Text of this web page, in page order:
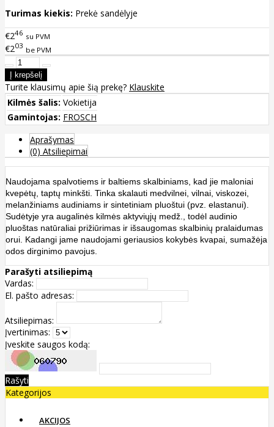
Turimas kiekis: Prekė sandėlyje
€246 su PVM
€203 be PVM
Turite klausimų apie šią prekę? Klauskite
Kilmės šalis: Vokietija
Gamintojas: FROSCH
Aprašymas
(0) Atsiliepimai
Naudojama spalvotiems ir baltiems skalbiniams, kad jie maloniai
kvepėtų, taptų minkšti. Tinka skalauti medvilnei, vilnai, viskozei,
melanžiniams audiniams ir sintetiniam pluoštui (pvz. elastanui).
Sudėtyje yra augalinės kilmės aktyviųjų medž., todėl audinio
pluoštas natūraliai prižiūrimas ir išsaugomas skalbinių pralaidumas
orui. Kadangi jame naudojami geriausios kokybės kvapai, sumažėja
odos dirginimo pavojus.
Parašyti atsiliepimą
Vardas:
El. pašto adresas:
Atsiliepimas:
Įvertinimas:
Įveskite saugos kodą:
Rašyti
Kategorijos
AKCIJOS